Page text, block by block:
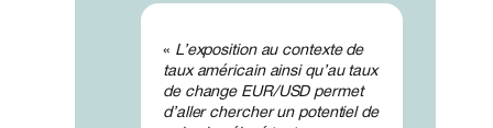
« L’exposition au contexte de
taux américain ainsi qu’au taux
de change EUR/USD permet
d’aller chercher un potentiel de